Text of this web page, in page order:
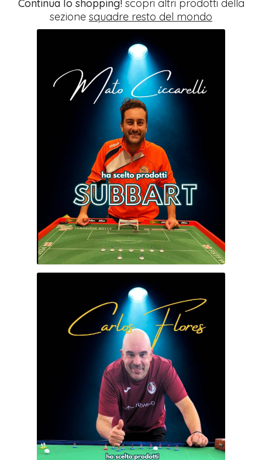
Continua lo shopping!scopri altri prodotti della
sezione squadre resto del mondo